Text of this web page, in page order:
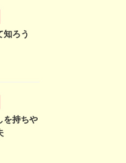
知ろう
を持ちや